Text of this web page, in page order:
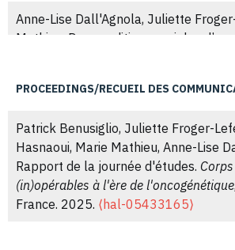
Anne-Lise Dall'Agnola, Juliette
Mathieu. Des conditions sociales
sein de services d’oncogénétique.
épistémologiques, méthodologiques et
2025, Toulouse, France.⟨hal-
Anne-Lise Dall'Agnola.
commémorer la guerre" : pratiques
PROCEEDINGS/RECUEIL DES
Patrick Benusiglio, Juliette Froger-
Hasnaoui, Marie Mathieu, Anne-Lise
Rapport de la journée d'études.
(in)opérables à l'ère de l'oncogénétique
France. 2025. ⟨hal-05433165⟩